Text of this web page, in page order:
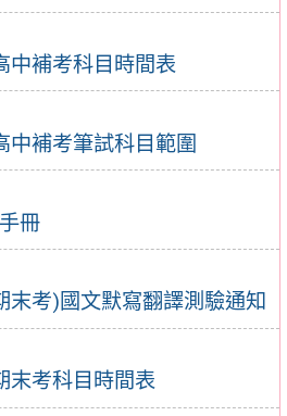
中補考科目時間表
中補考筆試科目範圍
冊
末考)國文默寫翻譯測驗通知
末考科目時間表